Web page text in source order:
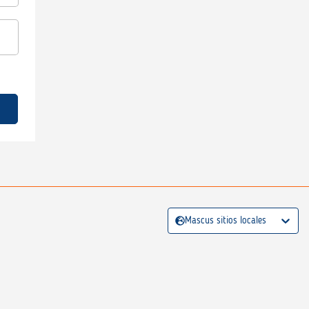
Mascus sitios locales